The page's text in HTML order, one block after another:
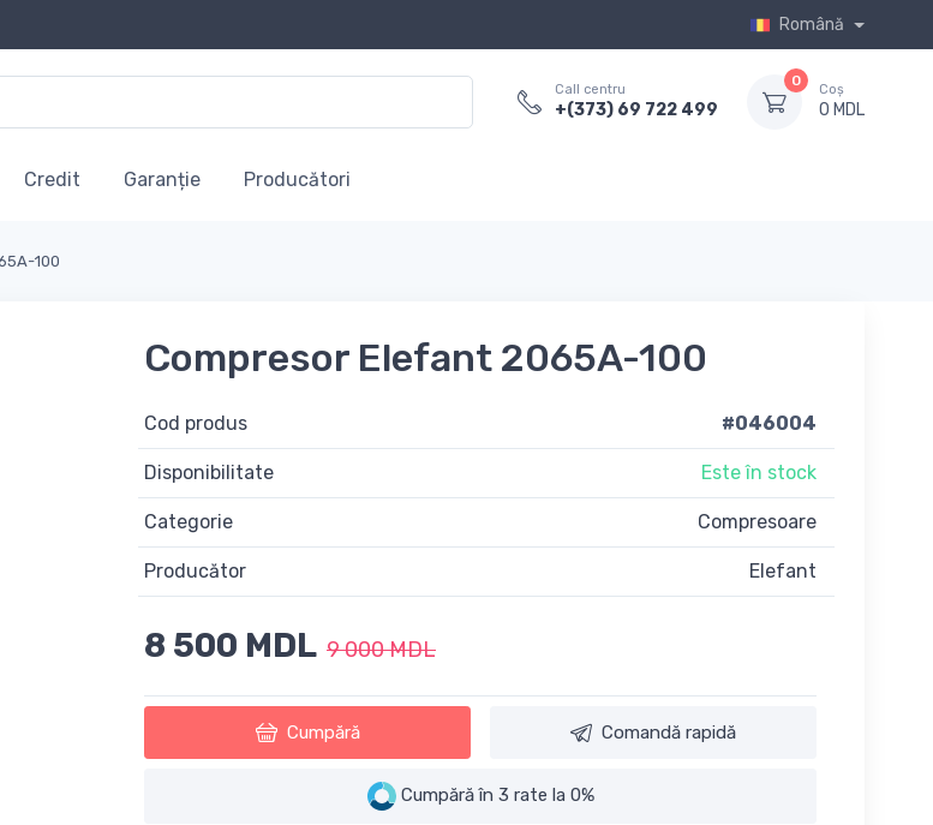
Română
Call centru
+(373) 69 722 499
0
Coș
0 MDL
Credit Garanție Producători
100
Compresor Elefant 2065A-100
Cod produs #046004
Disponibilitate Este în stock
Categorie Compresoare
Producător Elefant
8 500 MDL 9 000 MDL
Cumpără Comandă rapidă
Cumpără în 3 rate la 0%